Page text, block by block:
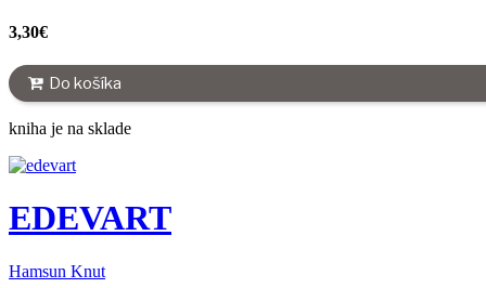
3,30€
Do košíka
kniha je na sklade
EDEVART
Hamsun Knut